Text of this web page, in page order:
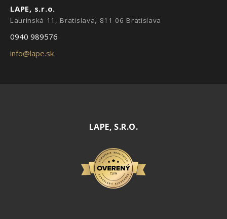
LAPE, s.r.o.
Laurinská 11, Bratislava, 811 06 Bratislava
0940 989576
info@lape.sk
LAPE, S.R.O.